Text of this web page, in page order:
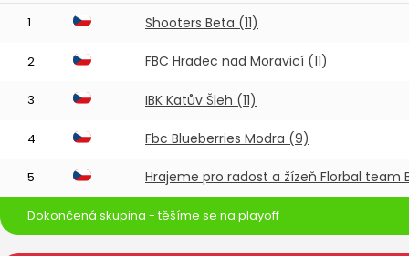
1 Shooters Beta (11)
2 FBC Hradec nad Moravicí (11)
3 IBK Katův Šleh (11)
4 Fbc Blueberries Modra (9)
5 Hrajeme pro radost a žízeň Florbal team
Dokončená skupina - těšíme se na playoff